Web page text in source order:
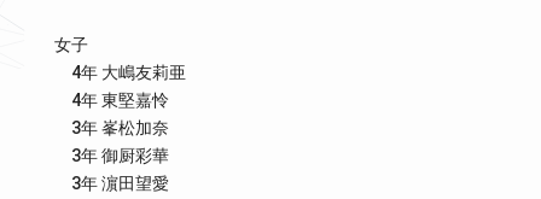
女子
4年 大嶋友莉亜
4年 東堅嘉怜
3年 峯松加奈
3年 御厨彩華
3年 濵田望愛